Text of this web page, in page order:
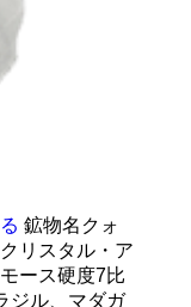
鉱物名クォ
リスタル・ア
ース硬度7比
ジル、マダガ